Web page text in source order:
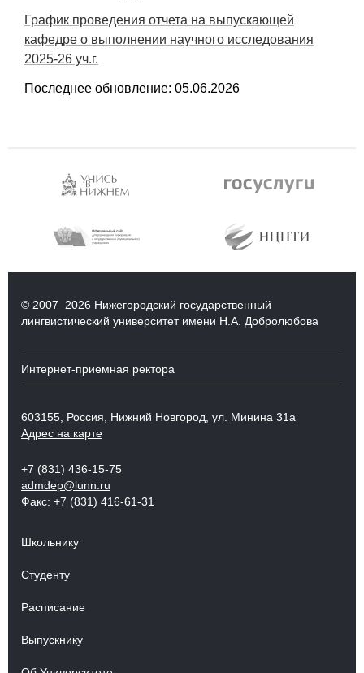
График проведения отчета на выпускающей
кафедре о выполнении научного исследования
2025-26 уч.г.
Последнее обновление: 05.06.2026
© 2007–2026 Нижегородский государственный
лингвистический университет имени Н.А. Добролюбова
Интернет-приемная ректора
603155, Россия, Нижний Новгород, ул. Минина 31а
Адрес на карте
+7 (831) 436-15-75
admdep@lunn.ru
Факс: +7 (831) 416-61-31
Школьнику
Студенту
Расписание
Выпускнику